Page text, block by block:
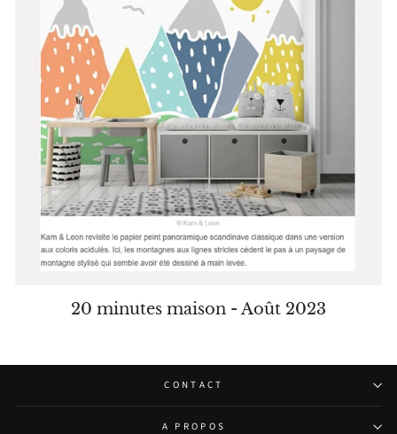
20 minutes maison - Août 2023
CONTACT
A PROPOS